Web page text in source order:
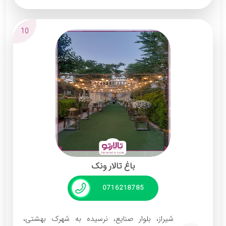
شمع آرایی و گل آرایی
پارکینگ اختصاصی
10
باغ تالار ونک
0716218785
شیراز، بلوار صنایع، نرسیده به شهرک بهشتی،